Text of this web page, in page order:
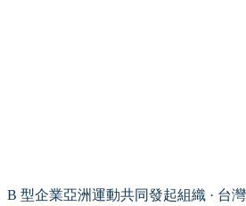
B 型企業亞洲運動共同發起組織 · 台